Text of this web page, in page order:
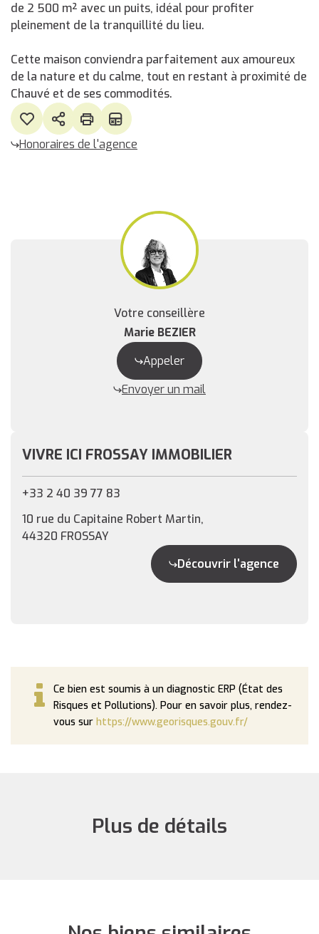
de 2 500 m² avec un puits, idéal pour profiter
pleinement de la tranquillité du lieu.
Cette maison conviendra parfaitement aux amoureux
de la nature et du calme, tout en restant à proximité de
Chauvé et de ses commodités.
Honoraires de l'agence
Votre conseillère
Marie BEZIER
Appeler
Envoyer un mail
VIVRE ICI FROSSAY IMMOBILIER
+33 2 40 39 77 83
10 rue du Capitaine Robert Martin,
44320 FROSSAY
Découvrir l'agence
Ce bien est soumis à un diagnostic ERP (État des
Risques et Pollutions). Pour en savoir plus, rendez-
vous sur https://www.georisques.gouv.fr/
Plus de détails